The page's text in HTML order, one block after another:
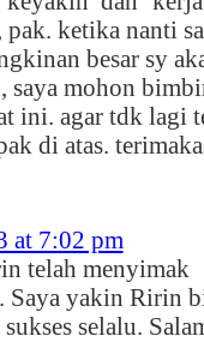
ketika nanti
besar sy
saya mohon
ini. agar tdk lagi
di atas.
at 7:02 pm
telah menyimak
yakin Ririn
selalu.